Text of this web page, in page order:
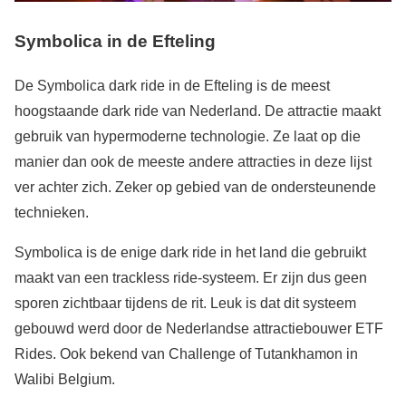
Symbolica in de Efteling
De Symbolica dark ride in de Efteling is de meest
hoogstaande dark ride van Nederland. De attractie maakt
gebruik van hypermoderne technologie. Ze laat op die
manier dan ook de meeste andere attracties in deze lijst
ver achter zich. Zeker op gebied van de ondersteunende
technieken.
Symbolica is de enige dark ride in het land die gebruikt
maakt van een trackless ride-systeem. Er zijn dus geen
sporen zichtbaar tijdens de rit. Leuk is dat dit systeem
gebouwd werd door de Nederlandse attractiebouwer ETF
Rides. Ook bekend van Challenge of Tutankhamon in
Walibi Belgium.